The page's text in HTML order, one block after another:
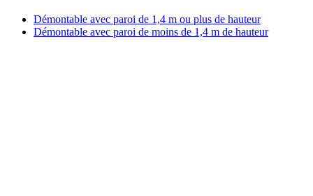
Démontable avec paroi de 1,4 m ou plus de hauteur
Démontable avec paroi de moins de 1,4 m de hauteur